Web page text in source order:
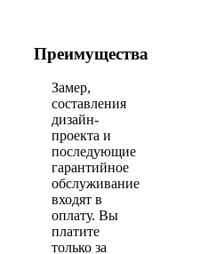
Преимущества
Замер,
составления
дизайн-
проекта и
последующие
гарантийное
обслуживание
входят в
оплату. Вы
платите
только за